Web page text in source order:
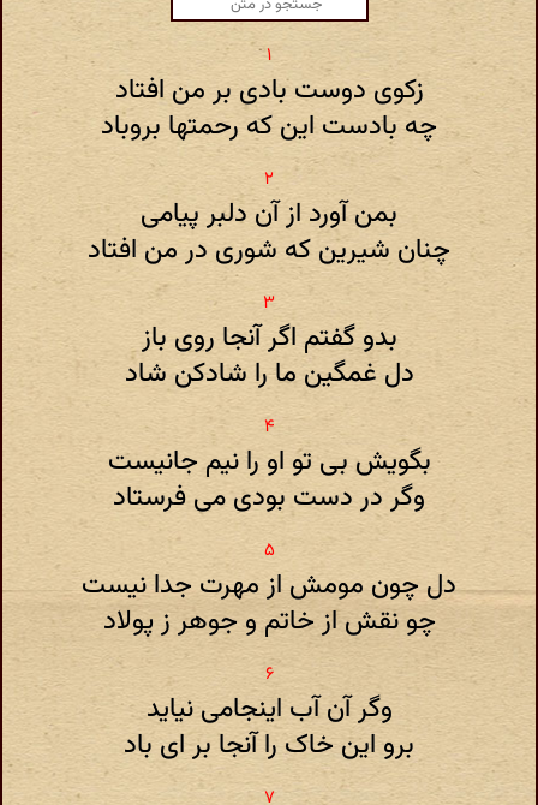
زکوی دوست بادی بر من افتاد
چه بادست این که رحمتها بروباد
بمن آورد از آن دلبر پیامی
چنان شیرین که شوری در من افتاد
بدو گفتم اگر آنجا روی باز
دل غمگین ما را شادکن شاد
بگویش بی تو او را نیم جانیست
وگر در دست بودی می فرستاد
دل چون مومش از مهرت جدا نیست
چو نقش از خاتم و جوهر ز پولاد
وگر آن آب اینجامی نیاید
برو این خاک را آنجا بر ای باد